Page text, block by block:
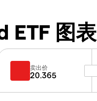
ETF 图表
卖出价
20.365